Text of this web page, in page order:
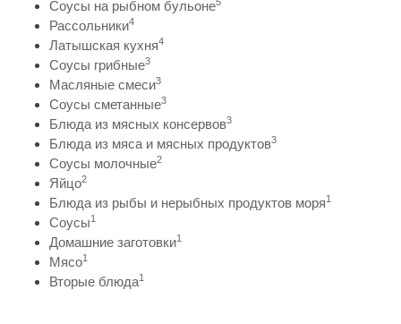
Соусы на рыбном бульоне
Рассольники4
Латышская кухня4
Соусы грибные3
Масляные смеси3
Соусы сметанные3
Блюда из мясных консервов3
Блюда из мяса и мясных продуктов3
Соусы молочные2
Яйцо2
Блюда из рыбы и нерыбных продуктов моря1
Соусы1
Домашние заготовки1
Мясо1
Вторые блюда1